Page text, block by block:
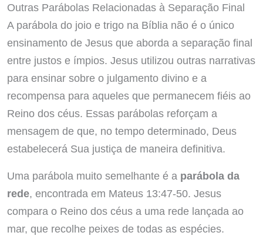
Outras Parábolas Relacionadas à Separação Final
A parábola do joio e trigo na Bíblia não é o único
ensinamento de Jesus que aborda a separação final
entre justos e ímpios. Jesus utilizou outras narrativas
para ensinar sobre o julgamento divino e a
recompensa para aqueles que permanecem fiéis ao
Reino dos céus. Essas parábolas reforçam a
mensagem de que, no tempo determinado, Deus
estabelecerá Sua justiça de maneira definitiva.
Uma parábola muito semelhante é a parábola da
rede, encontrada em Mateus 13:47-50. Jesus
compara o Reino dos céus a uma rede lançada ao
mar, que recolhe peixes de todas as espécies.